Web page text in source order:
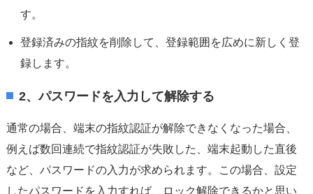
す。
登録済みの指紋を削除して、登録範囲を広めに新しく登
録します。
2、パスワードを入力して解除する
通常の場合、端末の指紋認証が解除できなくなった場合、
例えば数回連続で指紋認証が失敗した、端末起動した直後
など、パスワードの入力が求められます。この場合、設定
したパスワードを入力すれば、ロック解除できるかと思い